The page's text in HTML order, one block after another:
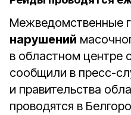
Межведомственные
нарушений
в областном центре
сообщили в пресс-
и правительства
проводятся в